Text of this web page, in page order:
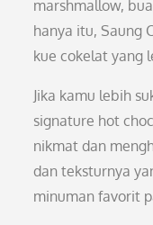
marshmallow,
hanya itu, Saung
kue cokelat yang
Jika kamu lebih
signature hot
nikmat dan
dan teksturnya
minuman favorit